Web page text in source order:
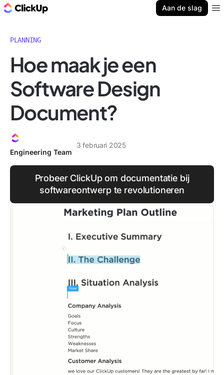
Aan de slag
PLANNING
Hoe maak je een
Software Design
Document?
Engineering Team
3 februari 2025
Probeer ClickUp om documentatie bij
softwareontwerp te revolutioneren